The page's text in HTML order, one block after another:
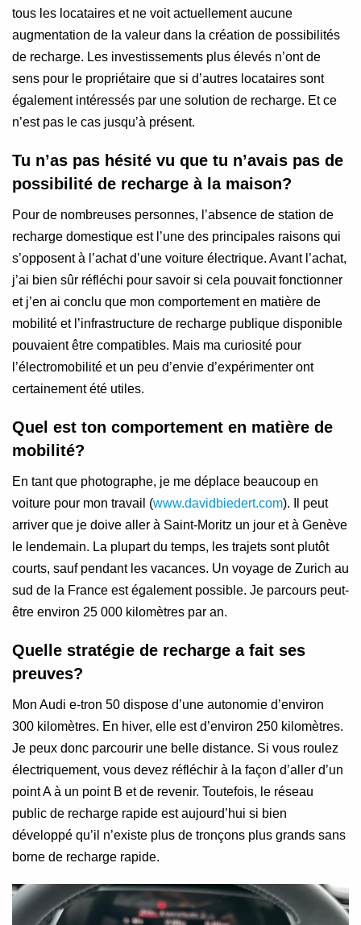
tous les locataires et ne voit actuellement aucune
augmentation de la valeur dans la création de possibilités
de recharge. Les investissements plus élevés n’ont de
sens pour le propriétaire que si d’autres locataires sont
également intéressés par une solution de recharge. Et ce
n’est pas le cas jusqu’à présent.
Tu n’as pas hésité vu que tu n’avais pas de
possibilité de recharge à la maison?
Pour de nombreuses personnes, l’absence de station de
recharge domestique est l’une des principales raisons qui
s’opposent à l’achat d’une voiture électrique. Avant l’achat,
j’ai bien sûr réfléchi pour savoir si cela pouvait fonctionner
et j’en ai conclu que mon comportement en matière de
mobilité et l’infrastructure de recharge publique disponible
pouvaient être compatibles. Mais ma curiosité pour
l’électromobilité et un peu d’envie d’expérimenter ont
certainement été utiles.
Quel est ton comportement en matière de
mobilité?
En tant que photographe, je me déplace beaucoup en
voiture pour mon travail (www.davidbiedert.com). Il peut
arriver que je doive aller à Saint-Moritz un jour et à Genève
le lendemain. La plupart du temps, les trajets sont plutôt
courts, sauf pendant les vacances. Un voyage de Zurich au
sud de la France est également possible. Je parcours peut-
être environ 25 000 kilomètres par an.
Quelle stratégie de recharge a fait ses
preuves?
Mon Audi e-tron 50 dispose d’une autonomie d’environ
300 kilomètres. En hiver, elle est d’environ 250 kilomètres.
Je peux donc parcourir une belle distance. Si vous roulez
électriquement, vous devez réfléchir à la façon d’aller d’un
point A à un point B et de revenir. Toutefois, le réseau
public de recharge rapide est aujourd’hui si bien
développé qu’il n’existe plus de tronçons plus grands sans
borne de recharge rapide.